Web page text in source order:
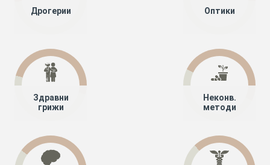
Дрогерии Оптики
Здравни
грижи
Неконв.
методи